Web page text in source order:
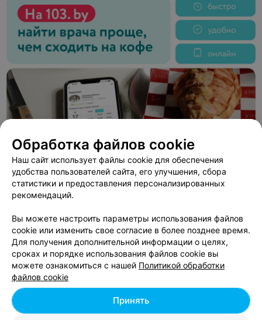
Вам будет интересно
Инъекции диспорта в межбровье в Гомеле
Обработка файлов cookie
Наш сайт использует файлы cookie для обеспечения
удобства пользователей сайта, его улучшения, сбора
статистики и предоставления персонализированных
рекомендаций.
Вы можете настроить параметры использования файлов
cookie или изменить свое согласие в более позднее время.
Для получения дополнительной информации о целях,
сроках и порядке использования файлов cookie вы
можете ознакомиться с нашей Политикой обработки
файлов cookie
Принять